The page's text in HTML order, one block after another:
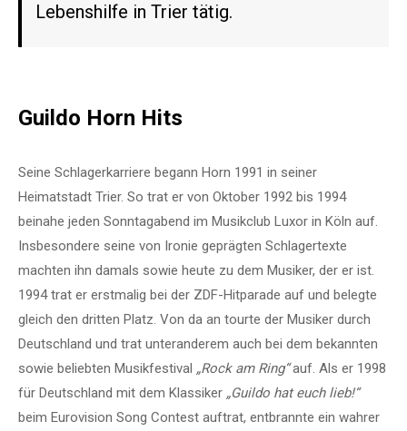
Lebenshilfe in Trier tätig.
Guildo Horn Hits
Seine Schlagerkarriere begann Horn 1991 in seiner
Heimatstadt Trier. So trat er von Oktober 1992 bis 1994
beinahe jeden Sonntagabend im Musikclub Luxor in Köln auf.
Insbesondere seine von Ironie geprägten Schlagertexte
machten ihn damals sowie heute zu dem Musiker, der er ist.
1994 trat er erstmalig bei der ZDF-Hitparade auf und belegte
gleich den dritten Platz. Von da an tourte der Musiker durch
Deutschland und trat unteranderem auch bei dem bekannten
sowie beliebten Musikfestival „Rock am Ring“auf. Als er 1998
für Deutschland mit dem Klassiker „Guildo hat euch lieb!“
beim Eurovision Song Contest auftrat, entbrannte ein wahrer